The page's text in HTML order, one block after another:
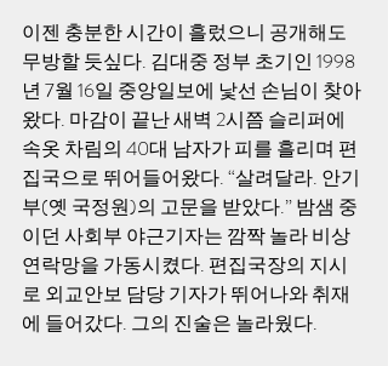
이젠 충분한 시간이 흘렀으니 공개해도
무방할 듯싶다. 김대중 정부 초기인 1998
년 7월 16일 중앙일보에 낯선 손님이 찾아
왔다. 마감이 끝난 새벽 2시쯤 슬리퍼에
속옷 차림의 40대 남자가 피를 흘리며 편
집국으로 뛰어들어왔다. “살려달라. 안기
부(옛 국정원)의 고문을 받았다.” 밤샘 중
이던 사회부 야근기자는 깜짝 놀라 비상
연락망을 가동시켰다. 편집국장의 지시
로 외교안보 담당 기자가 뛰어나와 취재
에 들어갔다. 그의 진술은 놀라웠다.